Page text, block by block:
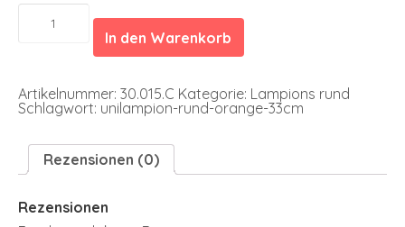
Unilampion
orange
In den Warenkorb
Artikelnummer: 30.015.C Kategorie: Lampions rund
Schlagwort: unilampion-rund-orange-33cm
Rezensionen (0)
Rezensionen